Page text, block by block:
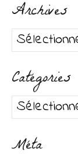
Archives
Archives
Catégories
Catégories
Méta